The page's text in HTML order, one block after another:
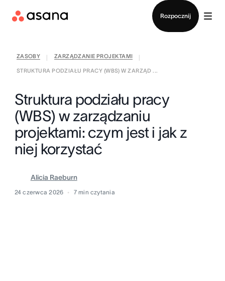
Rozpocznij
ZASOBY ZARZĄDZANIE PROJEKTAMI
STRUKTURA PODZIAŁU PRACY (WBS) W ZARZĄD ...
Struktura podziału pracy
(WBS) w zarządzaniu
projektami: czym jest i jak z
niej korzystać
Alicia Raeburn
24 czerwca 2026 7 min czytania